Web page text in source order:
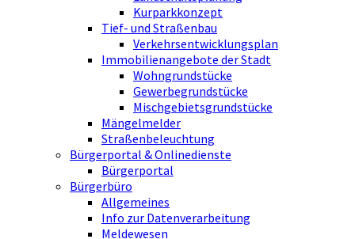
Kurparkkonzept
Tief- und Straßenbau
Verkehrsentwicklungsplan
Immobilienangebote der Stadt
Wohngrundstücke
Gewerbegrundstücke
Mischgebietsgrundstücke
Mängelmelder
Straßenbeleuchtung
Bürgerportal & Onlinedienste
Bürgerportal
Bürgerbüro
Allgemeines
Info zur Datenverarbeitung
Meldewesen